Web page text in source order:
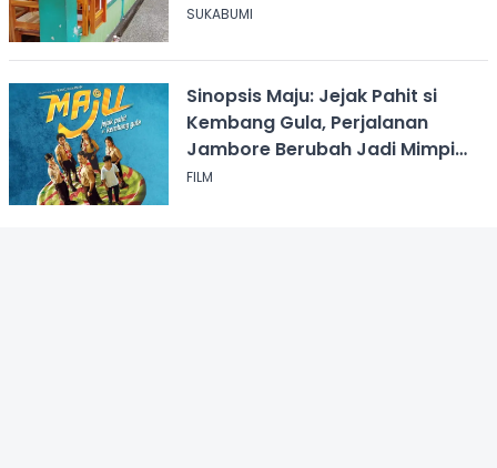
SUKABUMI
Sinopsis Maju: Jejak Pahit si
Kembang Gula, Perjalanan
Jambore Berubah Jadi Mimpi
Buruk
FILM